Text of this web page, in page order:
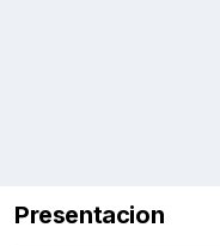
Presentacion